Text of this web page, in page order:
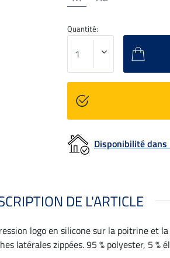
Quantité:
Disponibilité dans
DE L'ARTICLE
logo en silicone sur la poitrine et
latérales zippées. 95 % polyester, 5 %